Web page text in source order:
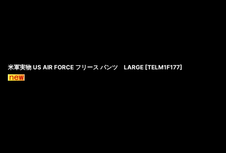
米軍実物 US AIR FORCE フリース パンツ LARGE [TELM1F177]